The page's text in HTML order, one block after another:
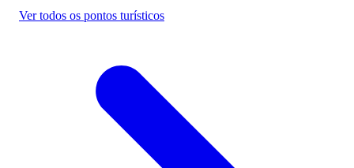
Ver todos os pontos turísticos